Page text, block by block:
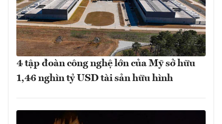
4 tập đoàn công nghệ lớn của Mỹ sở hữu
1,46 nghìn tỷ USD tài sản hữu hình